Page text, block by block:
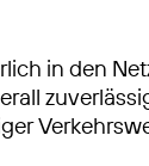
in den